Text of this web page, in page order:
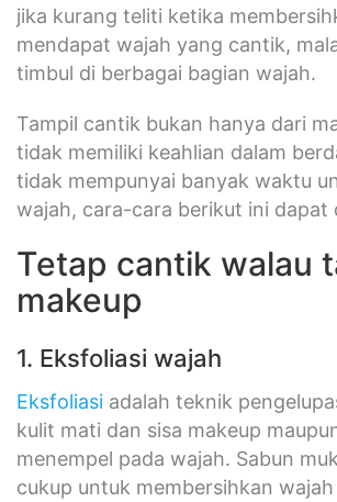
jika kurang teliti ketika
mendapat wajah yang cantik,
timbul di berbagai bagian wajah.
Tampil cantik bukan hanya dari
tidak memiliki keahlian dalam
tidak mempunyai banyak waktu
wajah, cara-cara berikut ini dapat
Tetap cantik walau
makeup
1. Eksfoliasi wajah
Eksfoliasi adalah teknik
kulit mati dan sisa makeup
menempel pada wajah. Sabun
cukup untuk membersihkan wajah